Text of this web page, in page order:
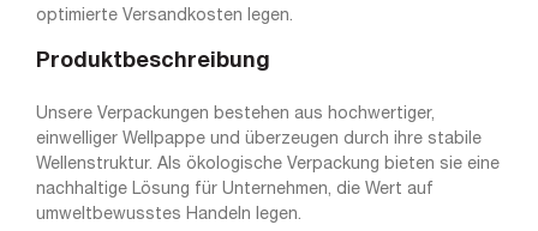
optimierte Versandkosten legen.
Produktbeschreibung
Unsere Verpackungen bestehen aus hochwertiger,
einwelliger Wellpappe und überzeugen durch ihre stabile
Wellenstruktur. Als ökologische Verpackung bieten sie eine
nachhaltige Lösung für Unternehmen, die Wert auf
umweltbewusstes Handeln legen.